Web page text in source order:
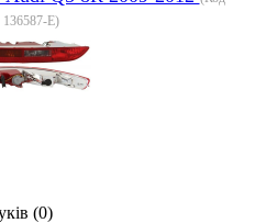
136587-E)
(0)